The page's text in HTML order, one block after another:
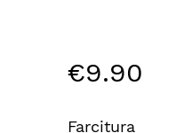
€9.90
Farcitura